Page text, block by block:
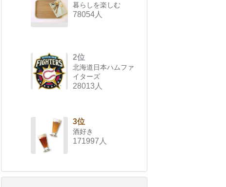
暮らしを楽しむ
78054人
2位
北海道日本ハムファ
イターズ
28013人
3位
酒好き
171997人